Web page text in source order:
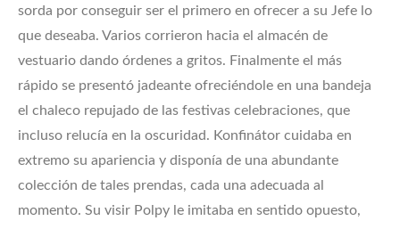
sorda por conseguir ser el primero en ofrecer a su Jefe lo
que deseaba. Varios corrieron hacia el almacén de
vestuario dando órdenes a gritos. Finalmente el más
rápido se presentó jadeante ofreciéndole en una bandeja
el chaleco repujado de las festivas celebraciones, que
incluso relucía en la oscuridad. Konfinátor cuidaba en
extremo su apariencia y disponía de una abundante
colección de tales prendas, cada una adecuada al
momento. Su visir Polpy le imitaba en sentido opuesto,